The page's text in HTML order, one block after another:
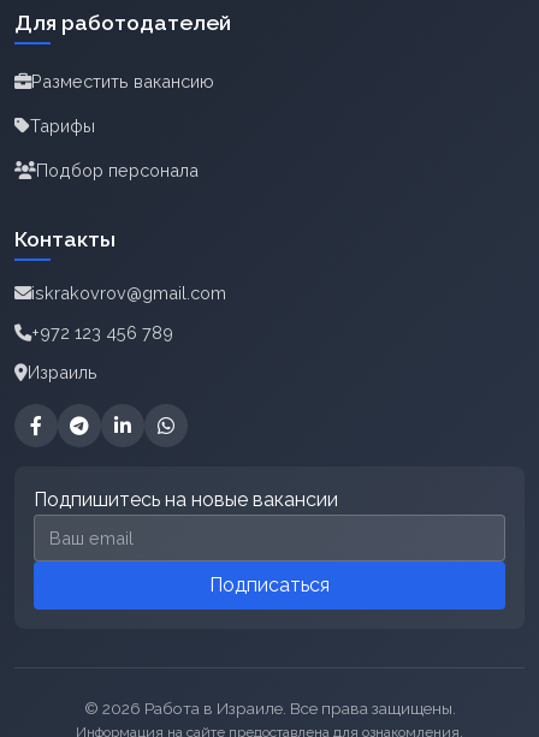
Для работодателей
Разместить вакансию
Тарифы
Подбор персонала
Контакты
iskrakovrov@gmail.com
+972 123 456 789
Израиль
Подпишитесь на новые вакансии
Email для подписки
Подписаться
© 2026 Работа в Израиле. Все права защищены.
Информация на сайте предоставлена для ознакомления.